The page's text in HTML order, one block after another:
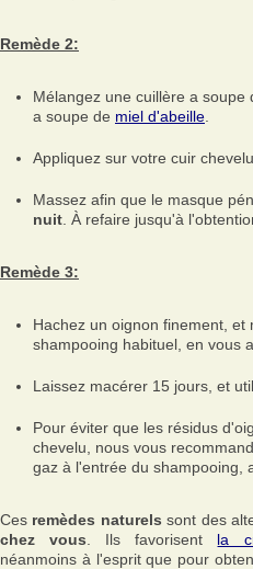
Remède 2:
Mélangez une cuillère a soupe
a soupe de miel d'abeille
Appliquez sur votre cuir chevelu.
Massez afin que le masque
nuit . À refaire jusqu'à
Remède 3:
Hachez un oignon finement,
shampooing habituel, en vous
Laissez macérer 15 jours, et
Pour éviter que les résidus
chevelu, nous vous
gaz à l'entrée du shampooing,
Ces remèdes naturels sont des
chez vous . Ils favorisent la
néanmoins à l'esprit que pour